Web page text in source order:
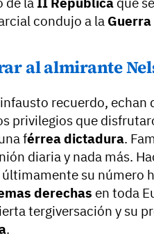
condujo a la
al almirante
recuerdo, echan
privilegios que
férrea dictadura.
diaria y nada más.
últimamente su número
derechas en toda
tergiversación y su
.